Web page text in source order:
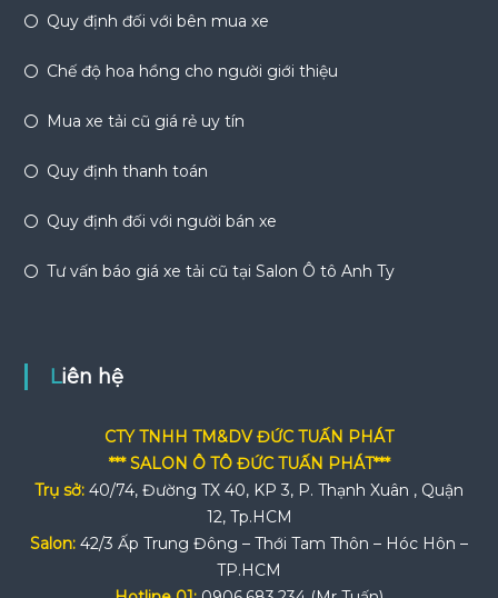
Quy định đối với bên mua xe
Chế độ hoa hồng cho người giới thiệu
Mua xe tải cũ giá rẻ uy tín
Quy định thanh toán
Quy định đối với người bán xe
Tư vấn báo giá xe tải cũ tại Salon Ô tô Anh Ty
Liên hệ
CTY TNHH TM&DV ĐỨC TUẤN PHÁT
*** SALON Ô TÔ ĐỨC TUẤN PHÁT***
Trụ sở: 40/74, Đường TX 40, KP 3, P. Thạnh Xuân , Quận
12, Tp.HCM
Salon: 42/3 Ấp Trung Đông – Thới Tam Thôn – Hóc Hôn –
TP.HCM